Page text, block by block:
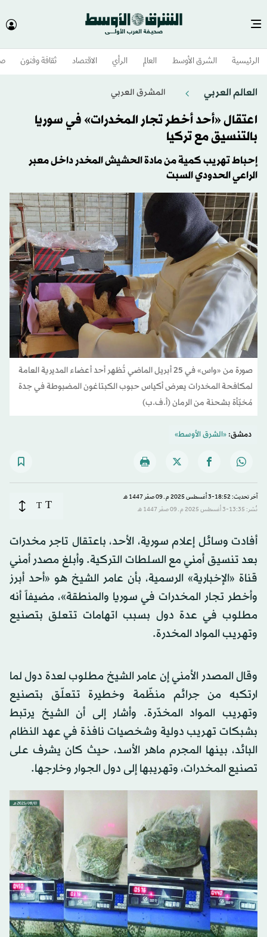
الرئيسية الشرق الأوسط​ العالم الرأي الاقتصاد ثقافة وفنون
العالم العربي المشرق العربي
اعتقال «أحد أخطر تجار المخدرات» في سوريا
بالتنسيق مع تركيا
إحباط تهريب كمية من مادة الحشيش المخدر داخل معبر
الراعي الحدودي السبت
صورة من «واس» في 25 أبريل الماضي تُظهر أحد أعضاء المديرية العامة
لمكافحة المخدرات يعرض أكياس حبوب الكبتاغون المضبوطة في جدة
مُخبّأة بشحنة من الرمان (أ.ف.ب)
دمشق:«الشرق الأوسط»
آخر تحديث: 18:52-3 أغسطس 2025 م ـ 09 صفَر 1447 هـ
نُشر: 13:35-3 أغسطس 2025 م ـ 09 صفَر 1447 هـ
T
T
أفادت وسائل إعلام سورية، الأحد، باعتقال تاجر مخدرات
بعد تنسيق أمني مع السلطات التركية. وأبلغ مصدر أمني
قناة «الإخبارية» الرسمية، بأن عامر الشيخ هو «أحد أبرز
وأخطر تجار المخدرات في سوريا والمنطقة»، مضيفاً أنه
مطلوب في عدة دول بسبب اتهامات تتعلق بتصنيع
وتهريب المواد المخدرة.
وقال المصدر الأمني إن عامر الشيخ مطلوب لعدة دول لما
ارتكبه من جرائم منظّمة وخطيرة تتعلّق بتصنيع
وتهريب المواد المخدّرة. وأشار إلى أن الشيخ يرتبط
بشبكات تهريب دولية وشخصيات نافذة في عهد النظام
البائد، بينها المجرم ماهر الأسد، حيث كان يشرف على
تصنيع المخدرات، وتهريبها إلى دول الجوار وخارجها.